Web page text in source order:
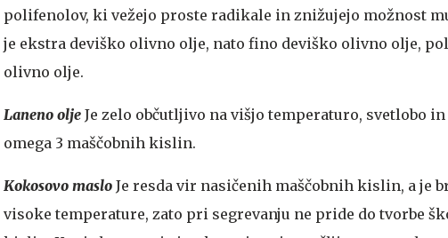
polifenolov, ki vežejo proste radikale in znižujejo možnost
je ekstra deviško olivno olje, nato fino deviško olivno olje,
olivno olje.
Laneno olje Je zelo občutljivo na višjo temperaturo, svetlobo
omega 3 maščobnih kislin.
Kokosovo maslo Je resda vir nasičenih maščobnih kislin, a je
visoke temperature, zato pri segrevanju ne pride do tvorbe